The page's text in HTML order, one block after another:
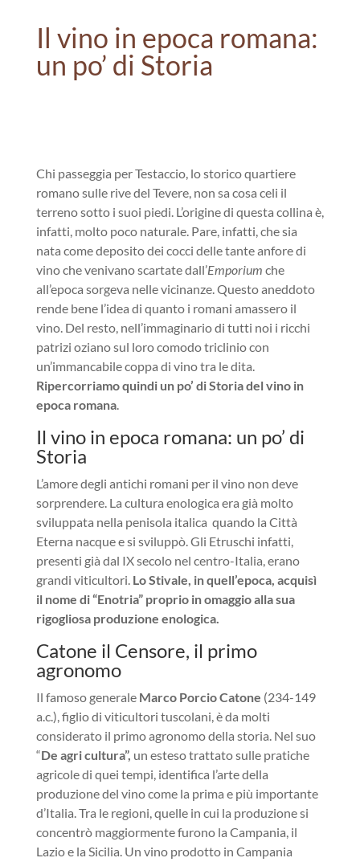
Il vino in epoca romana:
un po’ di Storia
Chi passeggia per Testaccio, lo storico quartiere
romano sulle rive del Tevere, non sa cosa celi il
terreno sotto i suoi piedi. L’origine di questa collina è,
infatti, molto poco naturale. Pare, infatti, che sia
nata come deposito dei cocci delle tante anfore di
vino che venivano scartate dall’Emporium che
all’epoca sorgeva nelle vicinanze. Questo aneddoto
rende bene l’idea di quanto i romani amassero il
vino. Del resto, nell’immaginario di tutti noi i ricchi
patrizi oziano sul loro comodo triclinio con
un’immancabile coppa di vino tra le dita.
Ripercorriamo quindi un po’ di Storia del vino in
epoca romana.
Il vino in epoca romana: un po’ di
Storia
L’amore degli antichi romani per il vino non deve
sorprendere. La cultura enologica era già molto
sviluppata nella penisola italica quando la Città
Eterna nacque e si sviluppò. Gli Etruschi infatti,
presenti già dal IX secolo nel centro-Italia, erano
grandi viticultori. Lo Stivale, in quell’epoca, acquisì
il nome di “Enotria” proprio in omaggio alla sua
rigogliosa produzione enologica.
Catone il Censore, il primo
agronomo
Il famoso generale Marco Porcio Catone (234-149
a.c.), figlio di viticultori tuscolani, è da molti
considerato il primo agronomo della storia. Nel suo
“De agri cultura”, un esteso trattato sulle pratiche
agricole di quei tempi, identifica l’arte della
produzione del vino come la prima e più importante
d’Italia. Tra le regioni, quelle in cui la produzione si
concentrò maggiormente furono la Campania, il
Lazio e la Sicilia. Un vino prodotto in Campania